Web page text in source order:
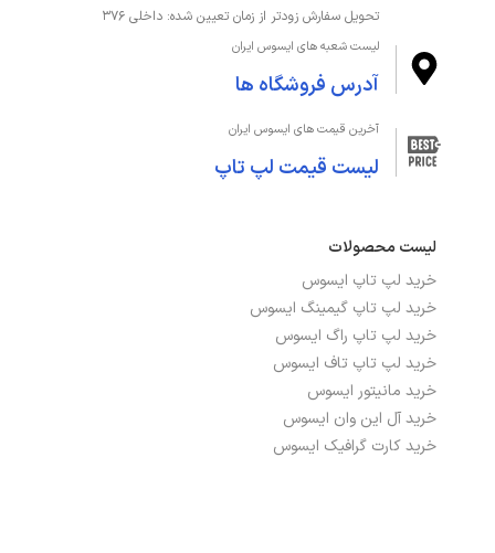
تحویل سفارش زودتر از زمان تعیین شده: داخلی ۳۷۶
لیست شعبه های ایسوس ایران
آدرس فروشگاه ها
آخرین قیمت های ایسوس ایران
لیست قیمت لپ تاپ
لیست محصولات
خرید لپ تاپ ایسوس
خرید لپ تاپ گیمینگ ایسوس
خرید لپ تاپ راگ ایسوس
خرید لپ تاپ تاف ایسوس
خرید مانیتور ایسوس
خرید آل این وان ایسوس
خرید کارت گرافیک ایسوس